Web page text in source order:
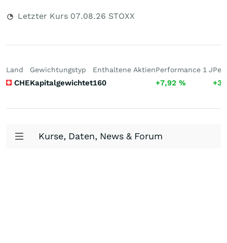
Letzter Kurs 07.08.26 STOXX
Land
CHE
Gewichtungstyp
Kapitalgewichtet
Enthaltene Aktien
160
Performance 1 J
+7,92 %
Kurse, Daten, News & Forum